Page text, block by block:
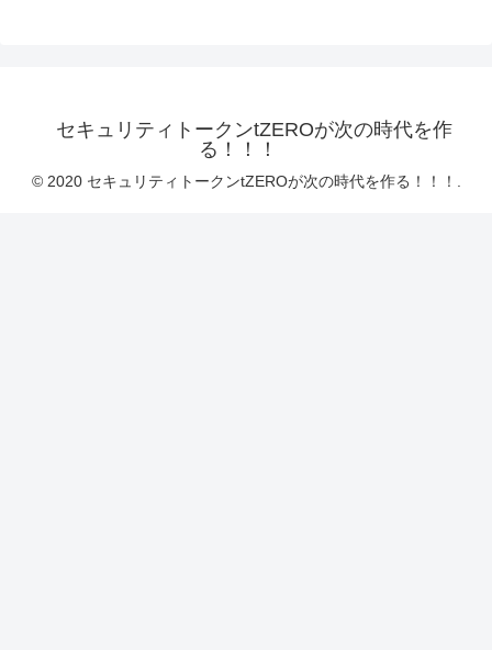
セキュリティトークンtZEROが次の時代を作
る！！！
© 2020 セキュリティトークンtZEROが次の時代を作る！！！.